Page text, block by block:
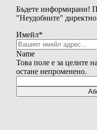
Бъдете информирани!
"Неудобните"
Имейл*
Name
Това поле е за целите
остане непроменено.